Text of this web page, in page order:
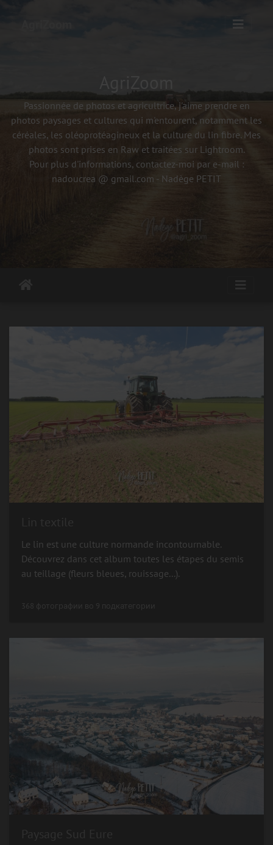
Passionnée de photos et agricultrice, j'aime prendre en
photos paysages et cultures qui m'entourent, notamment les
céréales, les oléoprotéagineux et la culture du lin fibre. Mes
photos sont prises en Raw et traitées sur Lightroom.
Pour plus d'informations, contactez-moi par e-mail :
nadoucrea @ gmail.com - Nadège PETIT
Le lin est une culture normande incontournable.
Découvrez dans cet album toutes les étapes du semis
au teillage (fleurs bleues, rouissage...).
368 фотографии во 9 подкатегории